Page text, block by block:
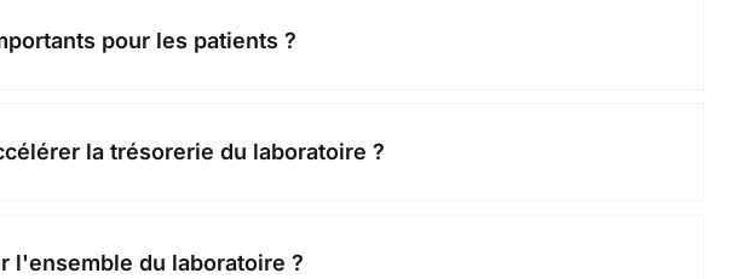
pour les patients ?
la trésorerie du laboratoire ?
l'ensemble du laboratoire ?